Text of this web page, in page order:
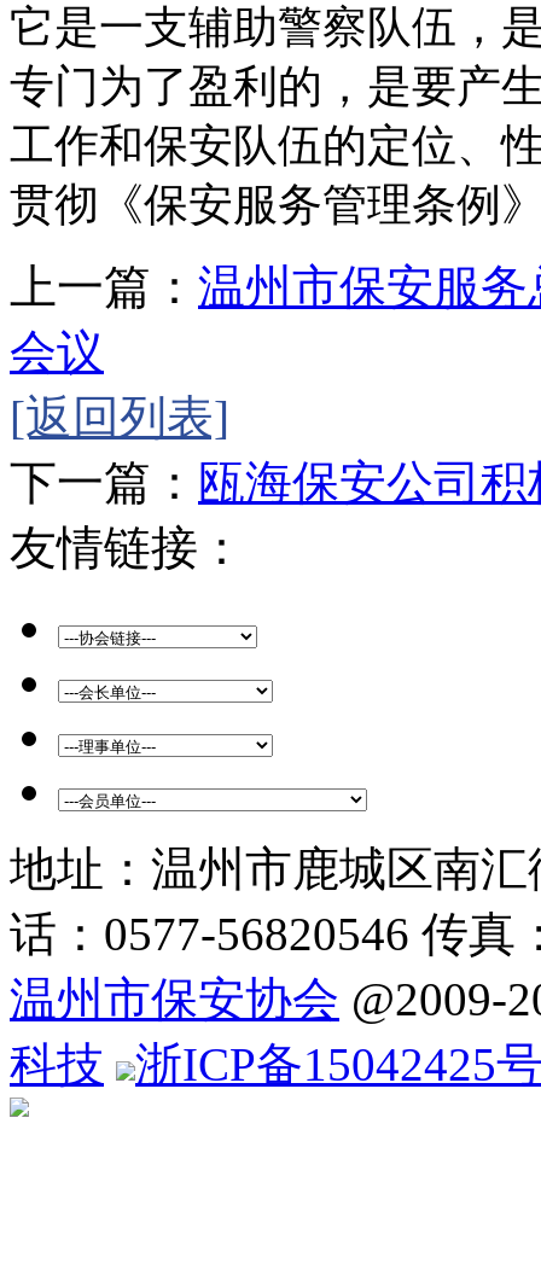
它是一支辅助警察队伍，
专门为了盈利的，是要产
工作和保安队伍的定位、
贯彻《保安服务管理条例
上一篇： 温州市保安服
会议
[返回列表]
下一篇： 瓯海保安公司
友情链接：
地址：温州市鹿城区南
话：0577-56820546 传真
温州市保安协会 @2009-
科技
浙ICP备15042425